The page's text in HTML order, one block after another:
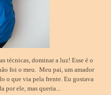
técnicas, dominar a luz! Esse é o
foi o meu. Meu pai, um amador
o que via pela frente. Eu gostava
por ele, mas queria...